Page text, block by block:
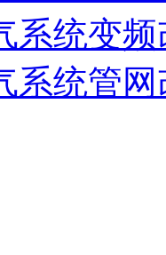
系统变频
系统管网